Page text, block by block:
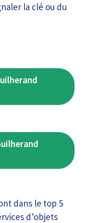
la clé ou du
dans le top 5
d’objets